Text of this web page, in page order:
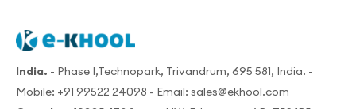
India. - Phase I,Technopark, Trivandrum, 695 581, India. -
Mobile: +91 99522 24098 - Email: sales@ekhool.com